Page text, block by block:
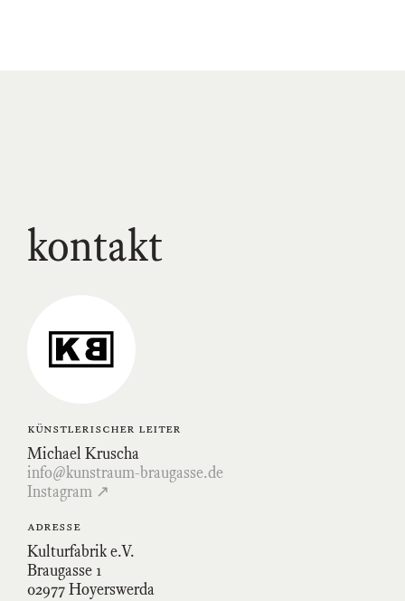
kontakt
Kunstraum-
Braugasse-
künstlerischer leiter
Michael Kruscha
info@kunstraum-braugasse.de
Instagram ↗
adresse
Kulturfabrik e.V.
Braugasse 1
02977 Hoyerswerda